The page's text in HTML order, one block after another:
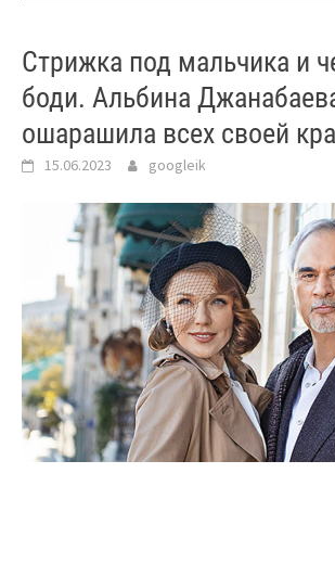
Стрижка под мальчика и
боди. Альбина
ошарашила всех своей
15.06.2023 googleik